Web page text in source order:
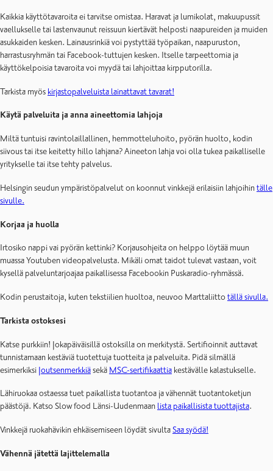
Kaikkia käyttötavaroita ei tarvitse omistaa. Haravat ja lumikolat, makuupussit
vaellukselle tai lastenvaunut reissuun kiertävät helposti naapureiden ja muiden
asukkaiden kesken. Lainausrinkiä voi pystyttää työpaikan, naapuruston,
harrastusryhmän tai Facebook-tuttujen kesken. Itselle tarpeettomia ja
käyttökelpoisia tavaroita voi myydä tai lahjoittaa kirpputorilla.
Tarkista myös kirjastopalveluista lainattavat tavarat!
Käytä palveluita ja anna aineettomia lahjoja
Miltä tuntuisi ravintolaillallinen, hemmotteluhoito, pyörän huolto, kodin
siivous tai itse keitetty hillo lahjana? Aineeton lahja voi olla tukea paikalliselle
yritykselle tai itse tehty palvelus.
Helsingin seudun ympäristöpalvelut on koonnut vinkkejä erilaisiin lahjoihintälle
sivulle.
Korjaa ja huolla
Irtosiko nappi vai pyörän kettinki? Korjausohjeita on helppo löytää muun
muassa Youtuben videopalvelusta. Mikäli omat taidot tulevat vastaan, voit
kysellä palveluntarjoajaa paikallisessa Facebookin Puskaradio-ryhmässä.
Kodin perustaitoja, kuten tekstiilien huoltoa, neuvoo Marttaliittotällä sivulla.
Tarkista ostoksesi
Katse purkkiin! Jokapäiväisillä ostoksilla on merkitystä. Sertifioinnit auttavat
tunnistamaan kestäviä tuotettuja tuotteita ja palveluita. Pidä silmällä
esimerkiksi Joutsenmerkkiäsekä MSC-sertifikaattia kestävälle kalastukselle.
Lähiruokaa ostaessa tuet paikallista tuotantoa ja vähennät tuotantoketjun
päästöjä. Katso Slow food Länsi-Uudenmaan lista paikallisista tuottajista.
Vinkkejä ruokahävikin ehkäisemiseen löydät sivultaSaa syödä!
Vähennä jätettä lajittelemalla